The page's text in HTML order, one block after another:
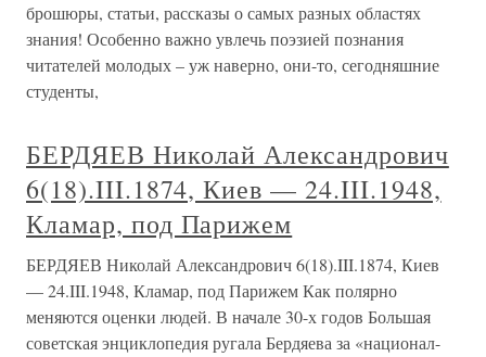
брошюры, статьи, рассказы о самых разных областях
знания! Особенно важно увлечь поэзией познания
читателей молодых – уж наверно, они-то, сегодняшние
студенты,
БЕРДЯЕВ Николай Александрович
6(18).III.1874, Киев — 24.III.1948,
Кламар, под Парижем
БЕРДЯЕВ Николай Александрович 6(18).III.1874, Киев
— 24.III.1948, Кламар, под Парижем Как полярно
меняются оценки людей. В начале 30-х годов Большая
советская энциклопедия ругала Бердяева за «национал-